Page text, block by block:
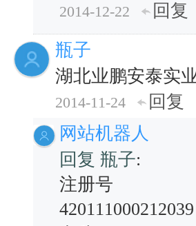
2014-12-22
回复
瓶子
湖北业鹏安泰实
2014-11-24
回复
网站机器人
回复 瓶子:
注册号
420111000212039